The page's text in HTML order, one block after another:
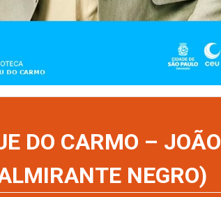
DO CARMO – JOÃO
NEGRO)